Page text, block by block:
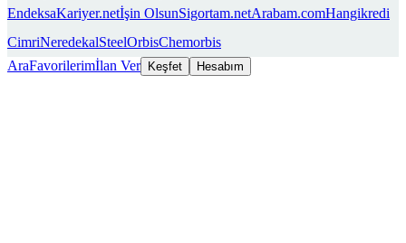
EndeksaKariyer.netİşin OlsunSigortam.netArabam.comHangikredi
CimriNeredekalSteelOrbisChemorbis
AraFavorilerimİlan Ver Keşfet Hesabım